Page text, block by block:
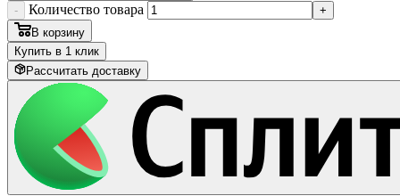
-
Количество товара
+
В корзину
Купить в 1 клик
Рассчитать доставку